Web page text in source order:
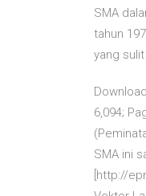
SMA
tahun
yang
6,094;
SMA ini
[http://